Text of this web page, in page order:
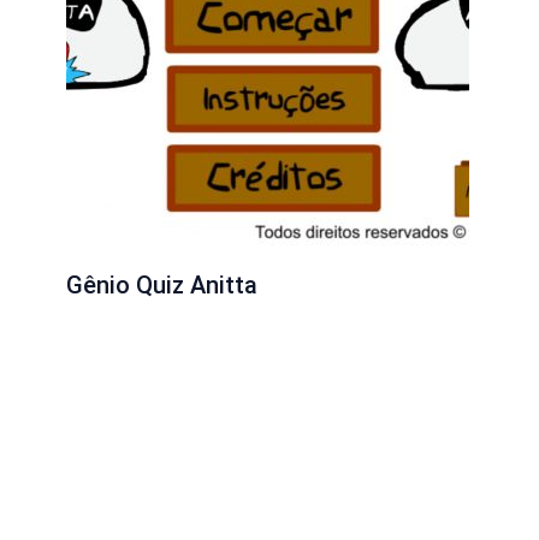
Gênio Quiz Anitta